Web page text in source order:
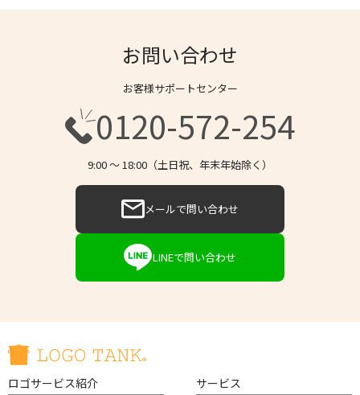
お問い合わせ
お客様サポートセンター
0120-572-254
9:00 〜 18:00（土日祝、年末年始除く）
メールで問い合わせ
LINEで問い合わせ
ロゴサービス紹介
サービス